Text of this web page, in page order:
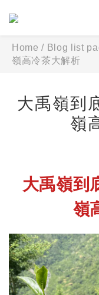
Home / Blog list
嶺高冷茶大解析
大禹嶺到
嶺
大禹嶺到
嶺